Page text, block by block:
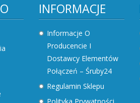
INFORMACJE
Informacje O
Producencie I
Dostawcy Elementów
Połączeń – Śruby24
Regulamin Sklepu